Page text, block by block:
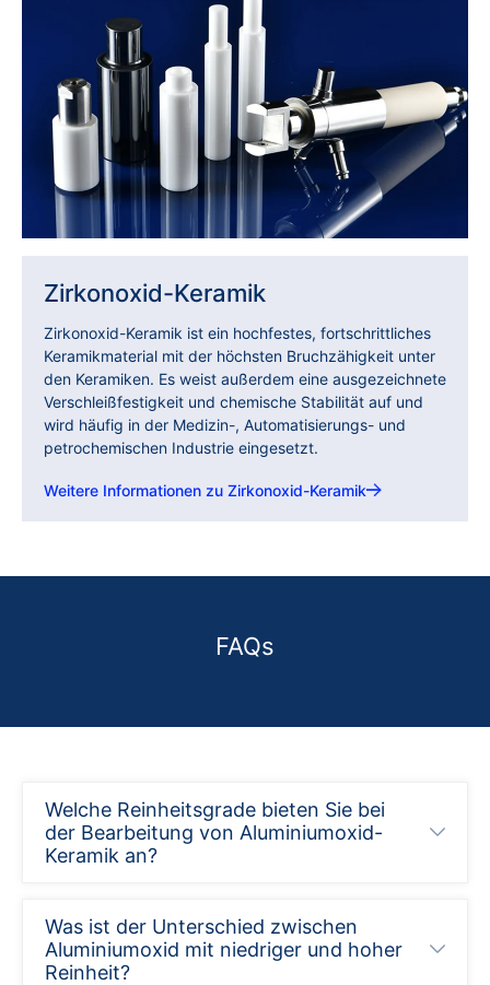
Zirkonoxid-Keramik
Zirkonoxid-Keramik ist ein hochfestes, fortschrittliches
Keramikmaterial mit der höchsten Bruchzähigkeit unter
den Keramiken. Es weist außerdem eine ausgezeichnete
Verschleißfestigkeit und chemische Stabilität auf und
wird häufig in der Medizin-, Automatisierungs- und
petrochemischen Industrie eingesetzt.
Weitere Informationen zu Zirkonoxid-Keramik
FAQs
Welche Reinheitsgrade bieten Sie bei
der Bearbeitung von Aluminiumoxid-
Keramik an?
Was ist der Unterschied zwischen
Aluminiumoxid mit niedriger und hoher
Reinheit?